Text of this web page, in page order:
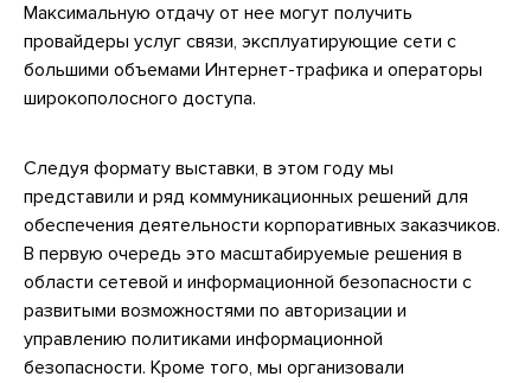
Максимальную отдачу от нее могут получить
провайдеры услуг связи, эксплуатирующие сети с
большими объемами Интернет-трафика и операторы
широкополосного доступа.
Следуя формату выставки, в этом году мы
представили и ряд коммуникационных решений для
обеспечения деятельности корпоративных заказчиков.
В первую очередь это масштабируемые решения в
области сетевой и информационной безопасности с
развитыми возможностями по авторизации и
управлению политиками информационной
безопасности. Кроме того, мы организовали